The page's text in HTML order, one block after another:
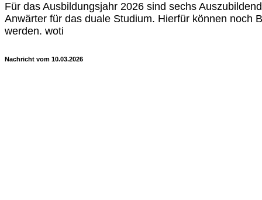
Für das Ausbildungsjahr 2026 sind sechs
Anwärter für das duale Studium. Hierfür können noch
werden. woti
Nachricht vom 10.03.2026